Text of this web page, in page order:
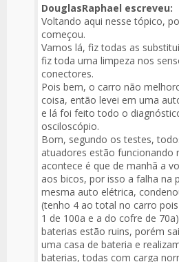
DouglasRaphael escreveu:
Voltando aqui nesse tópico,
começou.
Vamos lá, fiz todas as
fiz toda uma limpeza nos
conectores.
Pois bem, o carro não
coisa, então levei em uma
e lá foi feito todo o
osciloscópio.
Bom, segundo os testes,
atuadores estão funcionando
acontece é que de manhã a
aos bicos, por isso a falha na
mesma auto elétrica,
(tenho 4 ao total no carro
1 de 100a e a do cofre de
baterias estão ruins, porém
uma casa de bateria e
baterias, todas com carga